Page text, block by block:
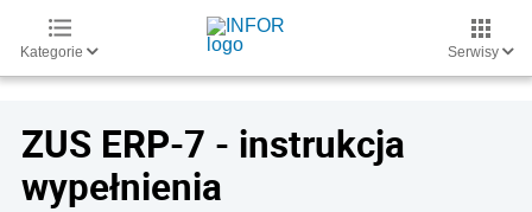
Kategorie Serwisy
ZUS ERP-7 - instrukcja
wypełnienia